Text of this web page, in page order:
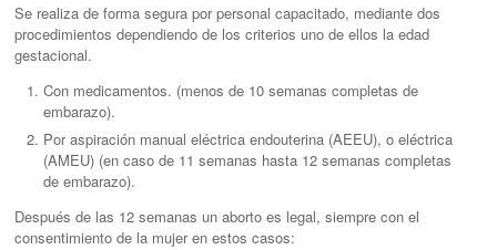
Se realiza de forma segura por personal capacitado, mediante dos
procedimientos dependiendo de los criterios uno de ellos la edad
gestacional.
Con medicamentos. (menos de 10 semanas completas de
embarazo).
Por aspiración manual eléctrica endouterina (AEEU), o eléctrica
(AMEU) (en caso de 11 semanas hasta 12 semanas completas
de embarazo).
Después de las 12 semanas un aborto es legal, siempre con el
consentimiento de la mujer en estos casos: